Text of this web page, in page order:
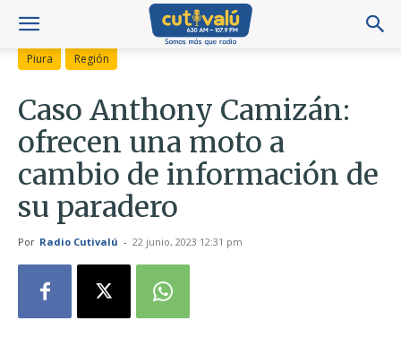
Piura Región
Caso Anthony Camizán:
ofrecen una moto a
cambio de información de
su paradero
Por Radio Cutivalú - 22 junio, 2023 12:31 pm